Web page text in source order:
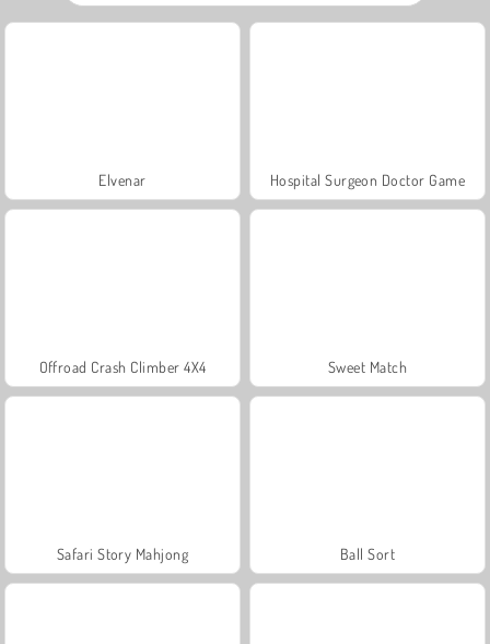
Elvenar Hospital Surgeon Doctor Game
Offroad Crash Climber 4X4 Sweet Match
Safari Story Mahjong Ball Sort